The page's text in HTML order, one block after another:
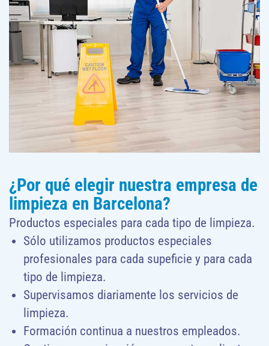
¿Por qué elegir nuestra empresa de
limpieza en Barcelona?
Productos especiales para cada tipo de limpieza.
Sólo utilizamos productos especiales
profesionales para cada supeficie y para cada
tipo de limpieza.
Supervisamos diariamente los servicios de
limpieza.
Formación continua a nuestros empleados.